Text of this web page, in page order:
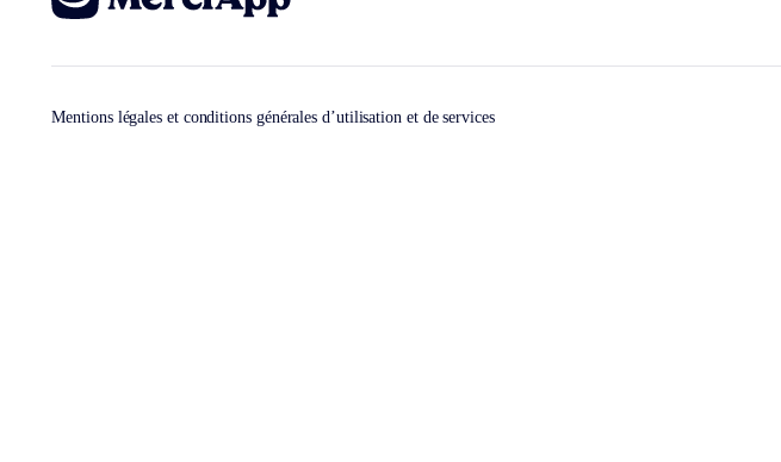
Mentions légales et conditions générales d’utilisation et de services